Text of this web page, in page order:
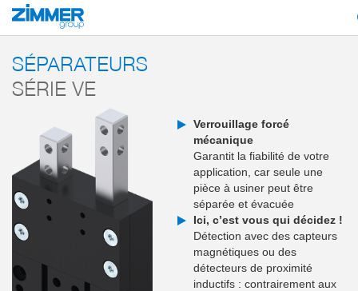
Démarrage Produits
SÉPARATEURS
SÉRIE VE
Verrouillage forcé
mécanique
Garantit la fiabilité de votre
application, car seule une
pièce à usiner peut être
séparée et évacuée
Ici, c’est vous qui décidez !
Détection avec des capteurs
magnétiques ou des
détecteurs de proximité
inductifs : contrairement aux